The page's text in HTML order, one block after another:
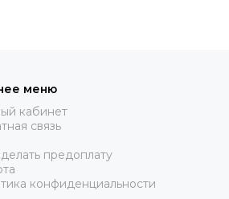
меню
кабинет
связь
предоплату
конфиденциальности